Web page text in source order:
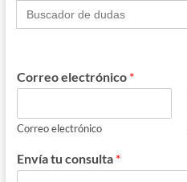
Buscar:
Correo electrónico *
Correo electrónico
Envía tu consulta *